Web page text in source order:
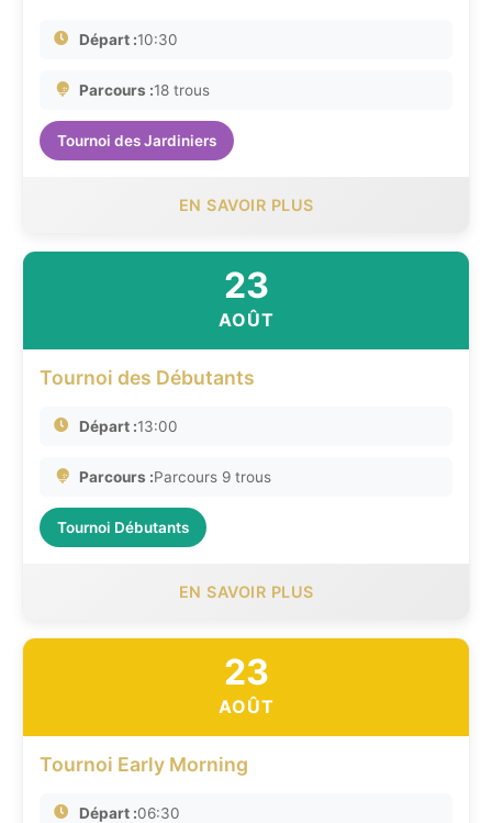
Départ :10:30
Parcours :18 trous
Tournoi des Jardiniers
EN SAVOIR PLUS
23
AOÛT
Tournoi des Débutants
Départ :13:00
Parcours :Parcours 9 trous
Tournoi Débutants
EN SAVOIR PLUS
23
AOÛT
Tournoi Early Morning
Départ :06:30